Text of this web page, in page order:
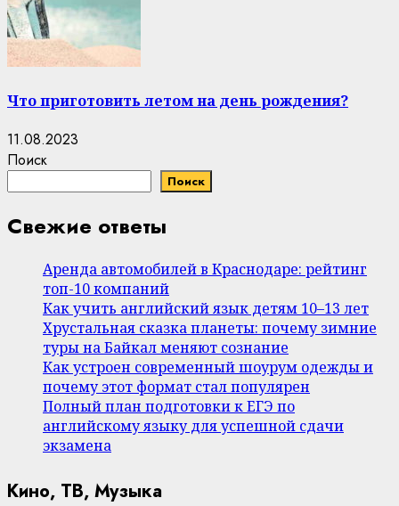
Что приготовить летом на день рождения?
11.08.2023
Поиск
Поиск
Свежие ответы
Аренда автомобилей в Краснодаре: рейтинг
топ-10 компаний
Как учить английский язык детям 10–13 лет
Хрустальная сказка планеты: почему зимние
туры на Байкал меняют сознание
Как устроен современный шоурум одежды и
почему этот формат стал популярен
Полный план подготовки к ЕГЭ по
английскому языку для успешной сдачи
экзамена
Кино, ТВ, Музыка